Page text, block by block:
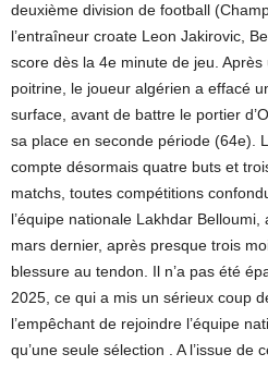
deuxième division de football
l’entraîneur croate Leon Jakirovic,
score dès la 4e minute de jeu.
poitrine, le joueur algérien a effacé
surface, avant de battre le portier
sa place en seconde période (64e).
compte désormais quatre buts et
matchs, toutes compétitions
l’équipe nationale Lakhdar
mars dernier, après presque trois
blessure au tendon. Il n’a pas été
2025, ce qui a mis un sérieux coup
l’empêchant de rejoindre l’équipe
qu’une seule sélection . A l’issue de